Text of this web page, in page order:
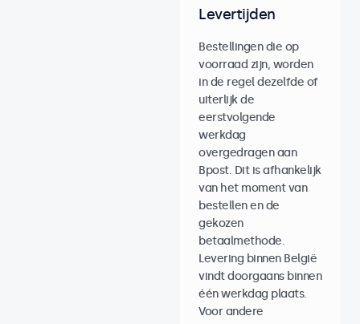
Levertijden
Bestellingen die op
voorraad zijn, worden
in de regel dezelfde of
uiterlijk de
eerstvolgende
werkdag
overgedragen aan
Bpost. Dit is afhankelijk
van het moment van
bestellen en de
gekozen
betaalmethode.
Levering binnen België
vindt doorgaans binnen
één werkdag plaats.
Voor andere